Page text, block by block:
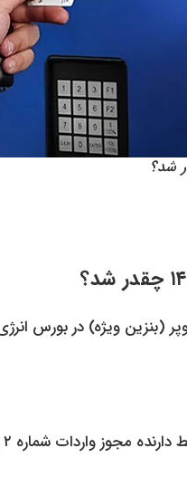
واردات شماره ۲ برگزار شد.